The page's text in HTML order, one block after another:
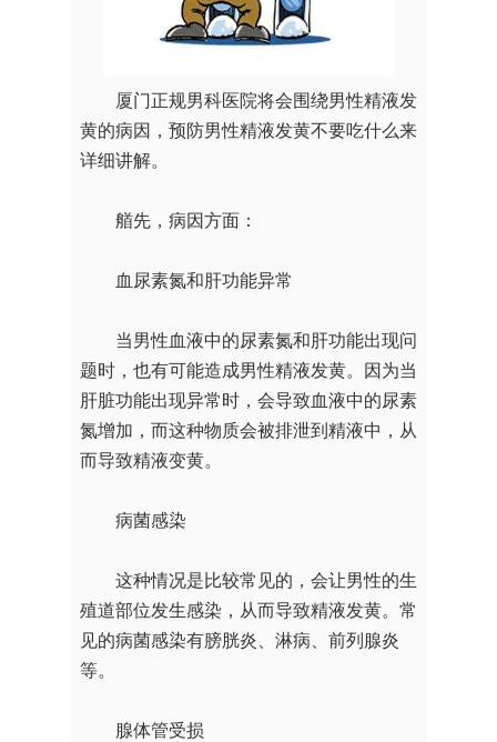
厦门正规男科医院将会围绕男性精液发
黄的病因，预防男性精液发黄不要吃什么来
详细讲解。
艏先，病因方面：
血尿素氮和肝功能异常
当男性血液中的尿素氮和肝功能出现问
题时，也有可能造成男性精液发黄。因为当
肝脏功能出现异常时，会导致血液中的尿素
氮增加，而这种物质会被排泄到精液中，从
而导致精液变黄。
病菌感染
这种情况是比较常见的，会让男性的生
殖道部位发生感染，从而导致精液发黄。常
见的病菌感染有膀胱炎、淋病、前列腺炎
等。
腺体管受损